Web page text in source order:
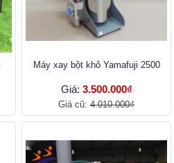
Máy xay bột khô Yamafuji 2500
Giá: 3.500.000₫
Giá cũ: 4.010.000₫